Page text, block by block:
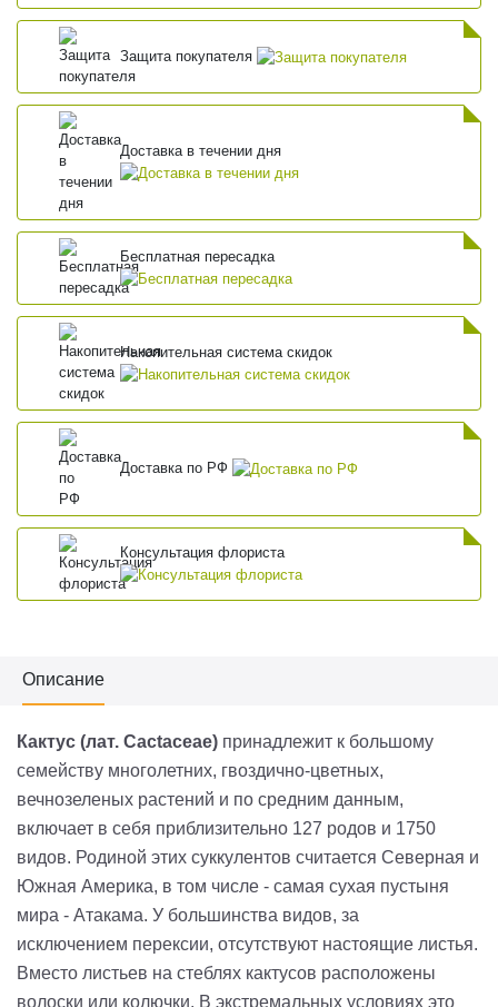
Защита покупателя
Доставка в течении дня
Бесплатная пересадка
Накопительная система скидок
Доставка по РФ
Консультация флориста
Описание
Кактус (лат. Cactaceae) принадлежит к большому
семейству многолетних, гвоздично-цветных,
вечнозеленых растений и по средним данным,
включает в себя приблизительно 127 родов и 1750
видов. Родиной этих суккулентов считается Северная и
Южная Америка, в том числе - самая сухая пустыня
мира - Атакама. У большинства видов, за
исключением перексии, отсутствуют настоящие листья.
Вместо листьев на стеблях кактусов расположены
волоски или колючки. В экстремальных условиях это